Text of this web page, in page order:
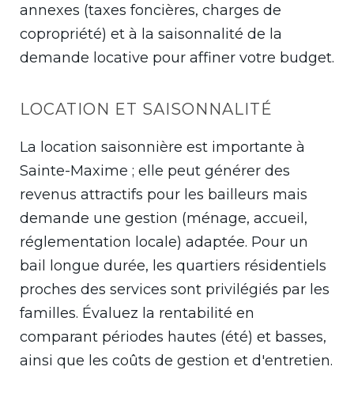
annexes (taxes foncières, charges de
copropriété) et à la saisonnalité de la
demande locative pour affiner votre budget.
LOCATION ET SAISONNALITÉ
La location saisonnière est importante à
Sainte-Maxime ; elle peut générer des
revenus attractifs pour les bailleurs mais
demande une gestion (ménage, accueil,
réglementation locale) adaptée. Pour un
bail longue durée, les quartiers résidentiels
proches des services sont privilégiés par les
familles. Évaluez la rentabilité en
comparant périodes hautes (été) et basses,
ainsi que les coûts de gestion et d'entretien.